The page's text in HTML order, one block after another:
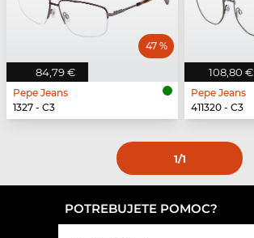
84,79 €
47 %
Pepe Jeans
1327 - C3
108,80 €
Pepe Jeans
411320 - C3
1/1
POTREBUJETE POMOC?